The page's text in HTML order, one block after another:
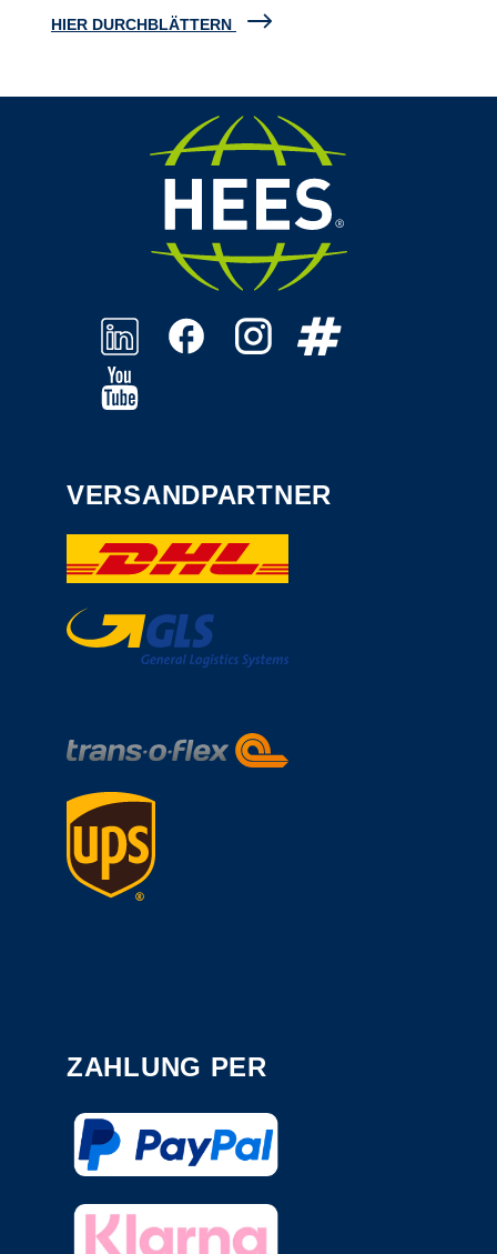
HIER DURCHBLÄTTERN
VERSANDPARTNER
ZAHLUNG PER